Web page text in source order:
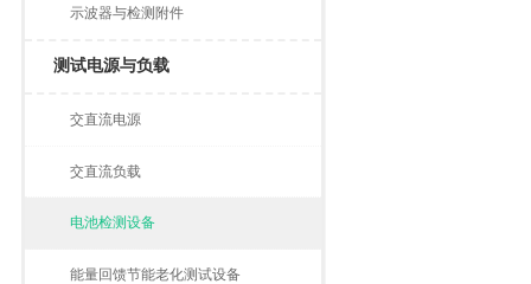
示波器与检测附件
测试电源与负载
交直流电源
交直流负载
电池检测设备
能量回馈节能老化测试设备